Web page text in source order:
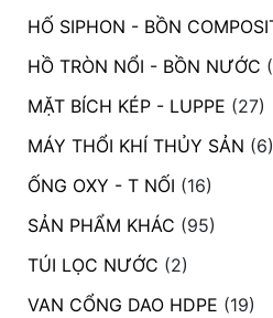
HỐ SIPHON - BỒN
HỒ TRÒN NỔI - BỒN NƯỚC
MẶT BÍCH KÉP - LUPPE (27)
MÁY THỔI KHÍ THỦY SẢN (6)
ỐNG OXY - T NỐI (16)
SẢN PHẨM KHÁC (95)
TÚI LỌC NƯỚC (2)
VAN CỔNG DAO HDPE (19)